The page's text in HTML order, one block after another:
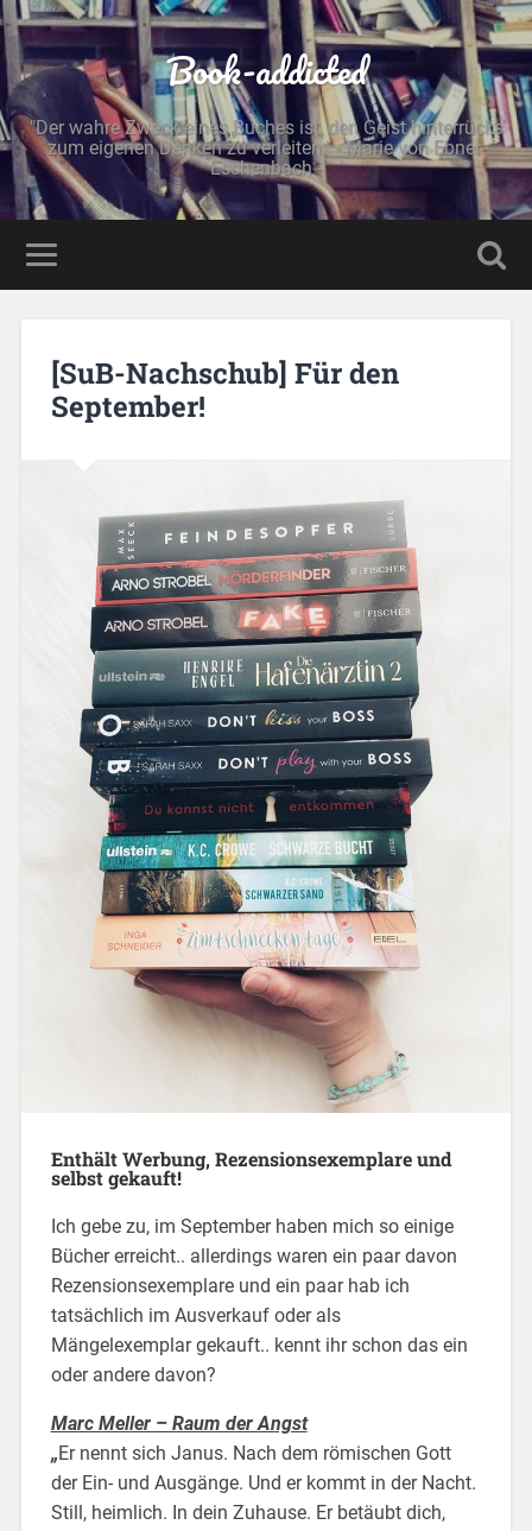
Book-addicted
"Der wahre Zweck eines Buches ist, den Geist hinterrücks
zum eigenen Denken zu verleiten." - Marie von Ebner-
Eschenbach -
[SuB-Nachschub] Für den
September!
Enthält Werbung, Rezensionsexemplare und
selbst gekauft!
Ich gebe zu, im September haben mich so einige
Bücher erreicht.. allerdings waren ein paar davon
Rezensionsexemplare und ein paar hab ich
tatsächlich im Ausverkauf oder als
Mängelexemplar gekauft.. kennt ihr schon das ein
oder andere davon?
Marc Meller – Raum der Angst
„Er nennt sich Janus. Nach dem römischen Gott
der Ein- und Ausgänge. Und er kommt in der Nacht.
Still, heimlich. In dein Zuhause. Er betäubt dich,